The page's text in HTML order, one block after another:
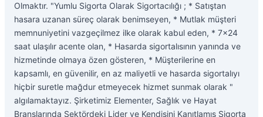
Olmaktır. "Yumlu Sigorta Olarak Sigortacılığı ; * Satıştan
hasara uzanan süreç olarak benimseyen, * Mutlak müşteri
memnuniyetini vazgeçilmez ilke olarak kabul eden, * 7x24
saat ulaşılır acente olan, * Hasarda sigortalısının yanında ve
hizmetinde olmaya özen gösteren, * Müşterilerine en
kapsamlı, en güvenilir, en az maliyetli ve hasarda sigortalıyı
hiçbir suretle mağdur etmeyecek hizmet sunmak olarak "
algılamaktayız. Şirketimiz Elementer, Sağlık ve Hayat
Branşlarında Sektördeki Lider ve Kendisini Kanıtlamış Sigorta